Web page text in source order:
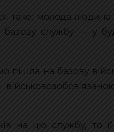
таке: молода людина
базову службу — у
пішла на базову
на цю службу, то її